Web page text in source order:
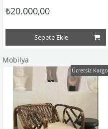
₺20.000,00
Sepete Ekle
Mobilya
Ücretsiz Kargo